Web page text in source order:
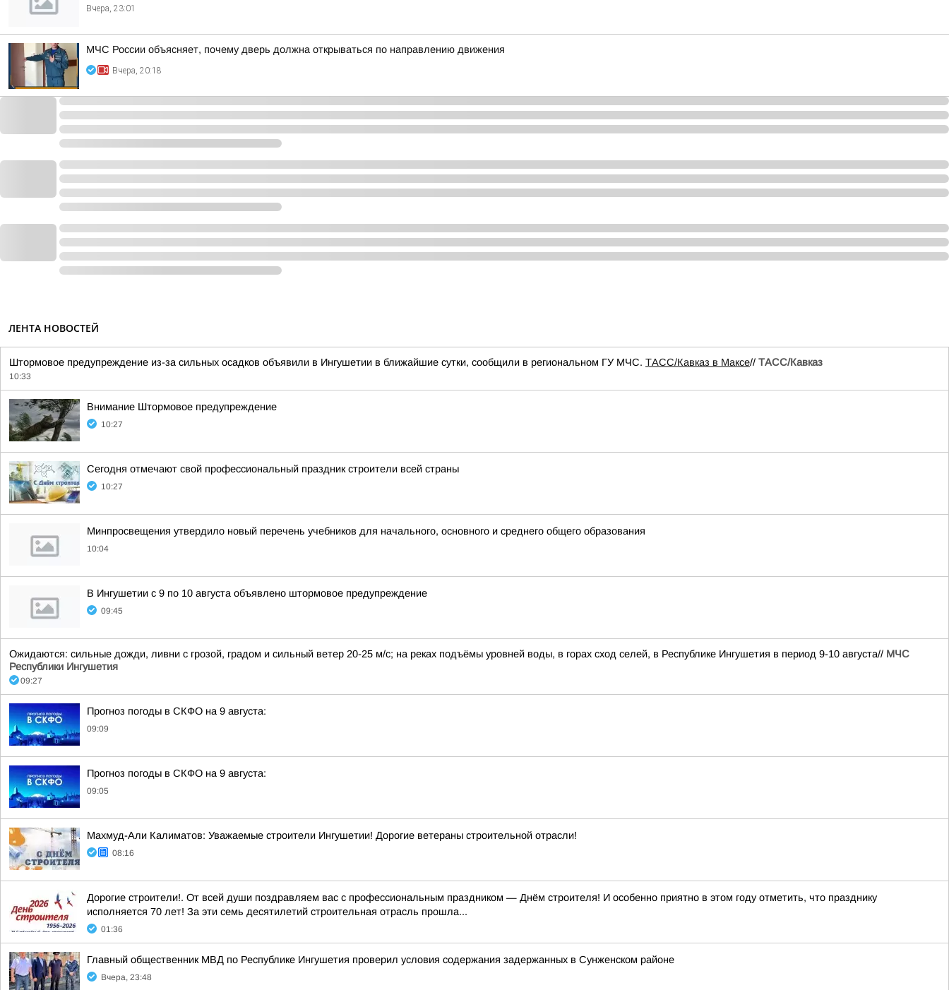
Вчера, 23:01
МЧС России объясняет, почему дверь должна открываться по направлению движения
Вчера, 20:18
ЛЕНТА НОВОСТЕЙ
Штормовое предупреждение из-за сильных осадков объявили в Ингушетии в ближайшие сутки, сообщили в региональном ГУ МЧС. ТАСС/Кавказ в Максе// ТАСС/Кавказ
10:33
Внимание Штормовое предупреждение
10:27
Сегодня отмечают свой профессиональный праздник строители всей страны
10:27
Минпросвещения утвердило новый перечень учебников для начального, основного и среднего общего образования
10:04
В Ингушетии с 9 по 10 августа объявлено штормовое предупреждение
09:45
Ожидаются: сильные дожди, ливни с грозой, градом и сильный ветер 20-25 м/с; на реках подъёмы уровней воды, в горах сход селей, в Республике Ингушетия в период 9-10 августа// МЧС
Республики Ингушетия
09:27
Прогноз погоды в СКФО на 9 августа:
09:09
Прогноз погоды в СКФО на 9 августа:
09:05
Махмуд-Али Калиматов: Уважаемые строители Ингушетии! Дорогие ветераны строительной отрасли!
08:16
Дорогие строители!. От всей души поздравляем вас с профессиональным праздником — Днём строителя! И особенно приятно в этом году отметить, что празднику
исполняется 70 лет! За эти семь десятилетий строительная отрасль прошла...
01:36
Главный общественник МВД по Республике Ингушетия проверил условия содержания задержанных в Сунженском районе
Вчера, 23:48